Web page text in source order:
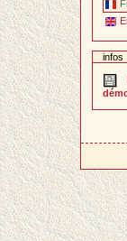
infos